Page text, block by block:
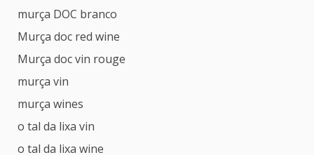
murça DOC branco
Murça doc red wine
Murça doc vin rouge
murça vin
murça wines
o tal da lixa vin
o tal da lixa wine